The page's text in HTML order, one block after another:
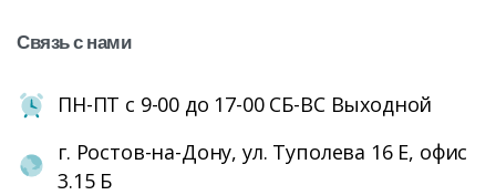
Связьснами
ПН-ПТ с 9-00 до 17-00 СБ-ВС Выходной
г. Ростов-на-Дону, ул. Туполева 16 Е, офис
3.15 Б